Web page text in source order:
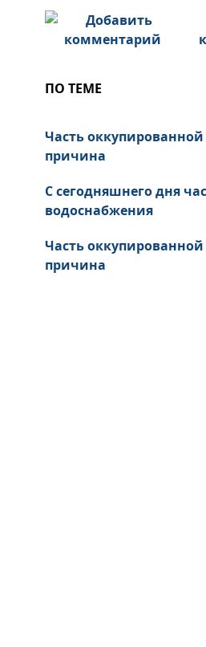
ПО ТЕМЕ
Часть
причина
С сегодняшнего дня
водоснабжения
Часть
причина